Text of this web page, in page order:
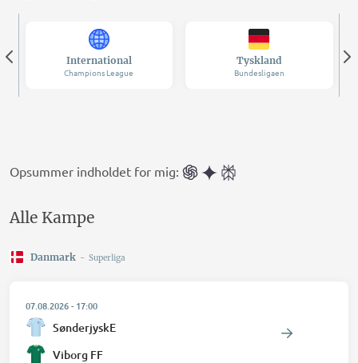
International
Champions League
Tyskland
Bundesligaen
Opsummer indholdet for mig:
Alle Kampe
Danmark - Superliga
07.08.2026-17:00
SønderjyskE
Viborg FF